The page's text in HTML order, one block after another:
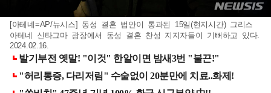
[아테네=AP/뉴시스] 동성 결혼 법안이 통과된 15일(현지시간) 그리스
아테네 신타그마 광장에서 동성 결혼 찬성 지지자들이 기뻐하고 있다.
2024.02.16.